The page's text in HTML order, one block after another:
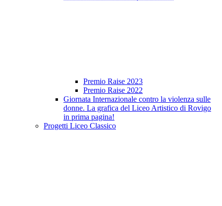
Premio Raise 2023
Premio Raise 2022
Giornata Internazionale contro la violenza sulle
donne. La grafica del Liceo Artistico di Rovigo
in prima pagina!
Progetti Liceo Classico